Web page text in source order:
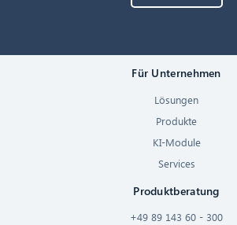
Für Unternehmen
Lösungen
Produkte
KI-Module
Services
Produktberatung
+49 89 143 60 - 300